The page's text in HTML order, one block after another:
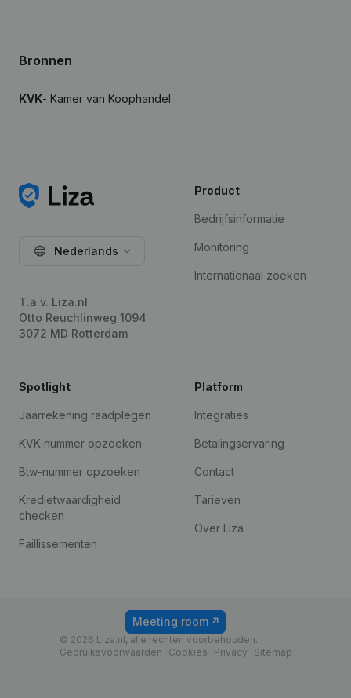
Bronnen
KVK- Kamer van Koophandel
Nederlands
T.a.v. Liza.nl
Otto Reuchlinweg 1094
3072 MD Rotterdam
Product
Bedrijfsinformatie
Monitoring
Internationaal zoeken
Spotlight
Jaarrekening raadplegen
KVK-nummer opzoeken
Btw-nummer opzoeken
Kredietwaardigheid
checken
Faillissementen
Platform
Integraties
Betalingservaring
Contact
Tarieven
Over Liza
© 2026 Liza.nl, alle rechten voorbehouden.
Gebruiksvoorwaarden
Cookies Privacy Sitemap
Meeting room